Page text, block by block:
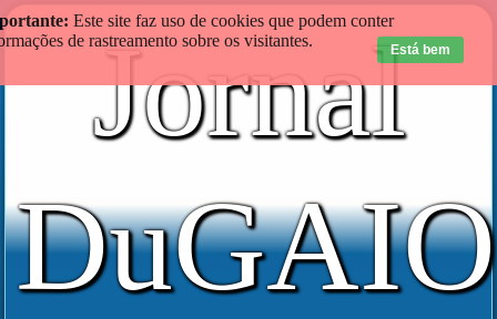
Jornal
DuGAIO
Este site faz uso de cookies que podem conter
de rastreamento sobre os visitantes.
Está bem